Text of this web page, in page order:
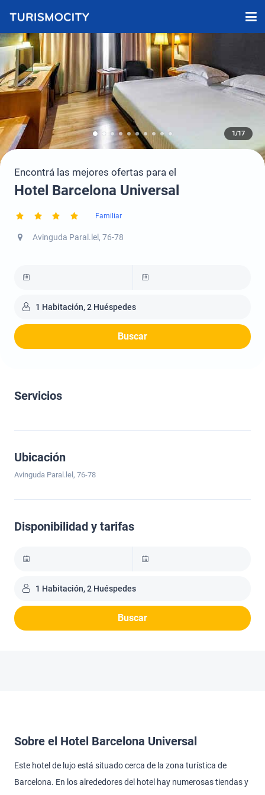
1/17
Encontrá las mejores ofertas para el
Hotel Barcelona Universal
Familiar
Avinguda Paral.lel, 76-78
1 Habitación, 2 Huéspedes
Buscar
Servicios
Ubicación
Avinguda Paral.lel, 76-78
Disponibilidad y tarifas
1 Habitación, 2 Huéspedes
Buscar
Sobre el Hotel Barcelona Universal
Este hotel de lujo está situado cerca de la zona turística de
Barcelona. En los alrededores del hotel hay numerosas tiendas y